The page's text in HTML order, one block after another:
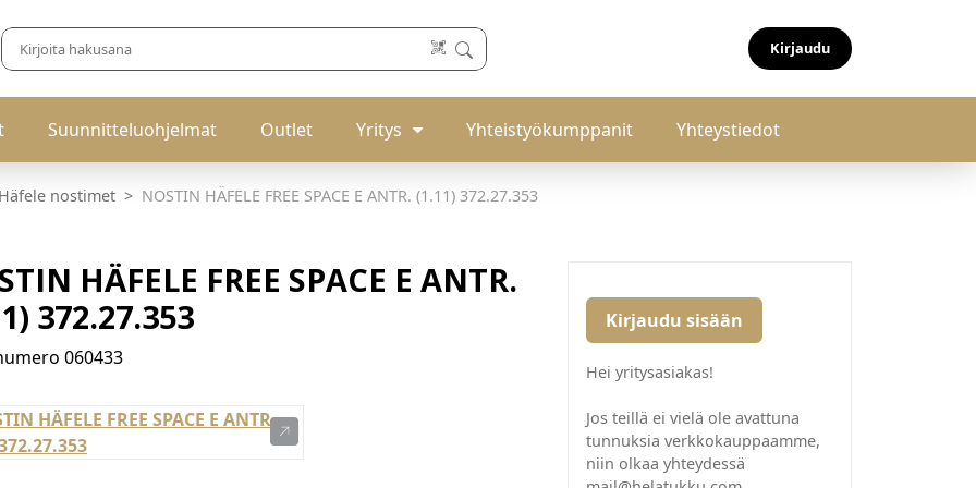
Kirjaudu
Suunnitteluohjelmat Outlet Yritys Yhteistyökumppanit Yhteystiedot
nostimet NOSTIN HÄFELE FREE SPACE E ANTR. (1.11) 372.27.353
HÄFELE FREE SPACE E ANTR.
372.27.353
060433
Kirjaudu sisään
Hei yritysasiakas!
Jos teillä ei vielä ole avattuna
tunnuksia verkkokauppaamme,
niin olkaa yhteydessä